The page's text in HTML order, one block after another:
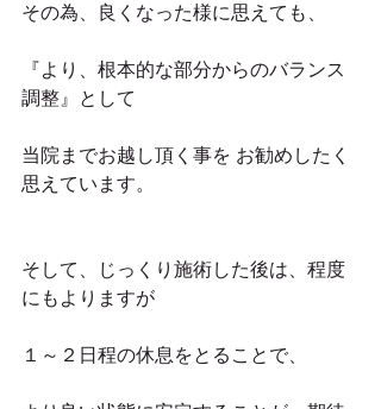
その為、良くなった様に思えても、
『より、根本的な部分からのバランス
調整』として
当院までお越し頂く事を お勧めしたく
思えています。
そして、じっくり施術した後は、程度
にもよりますが
１～２日程の休息をとることで、